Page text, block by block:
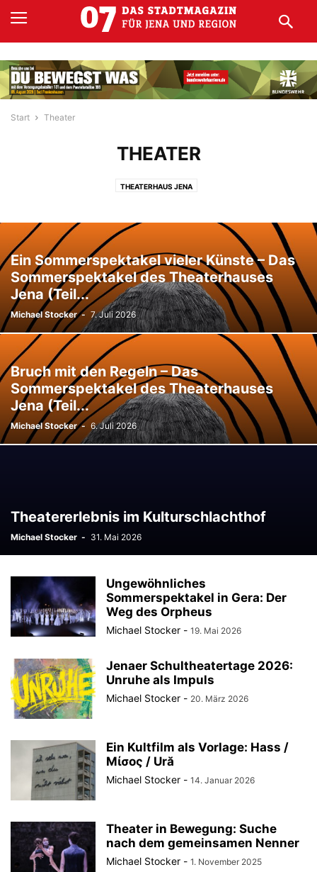
Start Theater
THEATER
THEATERHAUS JENA
Ein Sommerspektakel vieler Künste – Das
Sommerspektakel des Theaterhauses
Jena (Teil...
Michael Stocker - 7. Juli 2026
Bruch mit den Regeln – Das
Sommerspektakel des Theaterhauses
Jena (Teil...
Michael Stocker - 6. Juli 2026
Theatererlebnis im Kulturschlachthof
Michael Stocker - 31. Mai 2026
Ungewöhnliches
Sommerspektakel in Gera: Der
Weg des Orpheus
Michael Stocker - 19. Mai 2026
Jenaer Schultheatertage 2026:
Unruhe als Impuls
Michael Stocker - 20. März 2026
Ein Kultfilm als Vorlage: Hass /
Μίσος / Ură
Michael Stocker - 14. Januar 2026
Theater in Bewegung: Suche
nach dem gemeinsamen Nenner
Michael Stocker - 1. November 2025